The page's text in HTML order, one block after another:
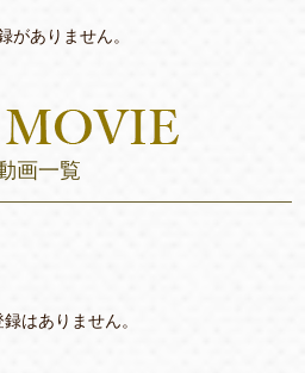
がありません。
画一覧
はありません。